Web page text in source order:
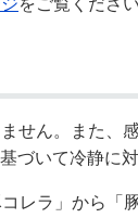
ん。また、
いて冷静に
ラ」から「